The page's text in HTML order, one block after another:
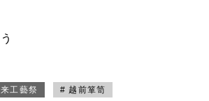
工藝祭 # 越前箪笥